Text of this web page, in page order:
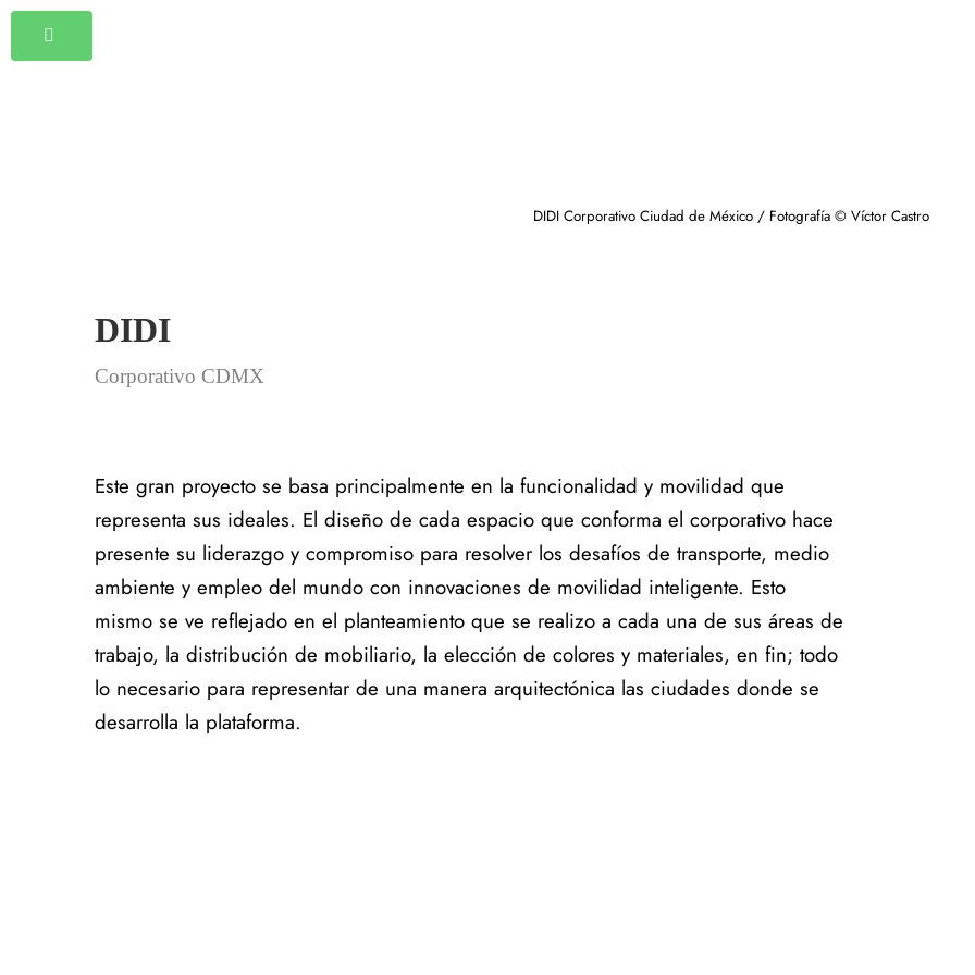
DIDI Corporativo Ciudad de México / Fotografía © Víctor Castro
DIDI
Corporativo CDMX
Este gran proyecto se basa principalmente en la funcionalidad y movilidad que
representa sus ideales. El diseño de cada espacio que conforma el corporativo hace
presente su liderazgo y compromiso para resolver los desafíos de transporte, medio
ambiente y empleo del mundo con innovaciones de movilidad inteligente. Esto
mismo se ve reflejado en el planteamiento que se realizo a cada una de sus áreas de
trabajo, la distribución de mobiliario, la elección de colores y materiales, en fin; todo
lo necesario para representar de una manera arquitectónica las ciudades donde se
desarrolla la plataforma.